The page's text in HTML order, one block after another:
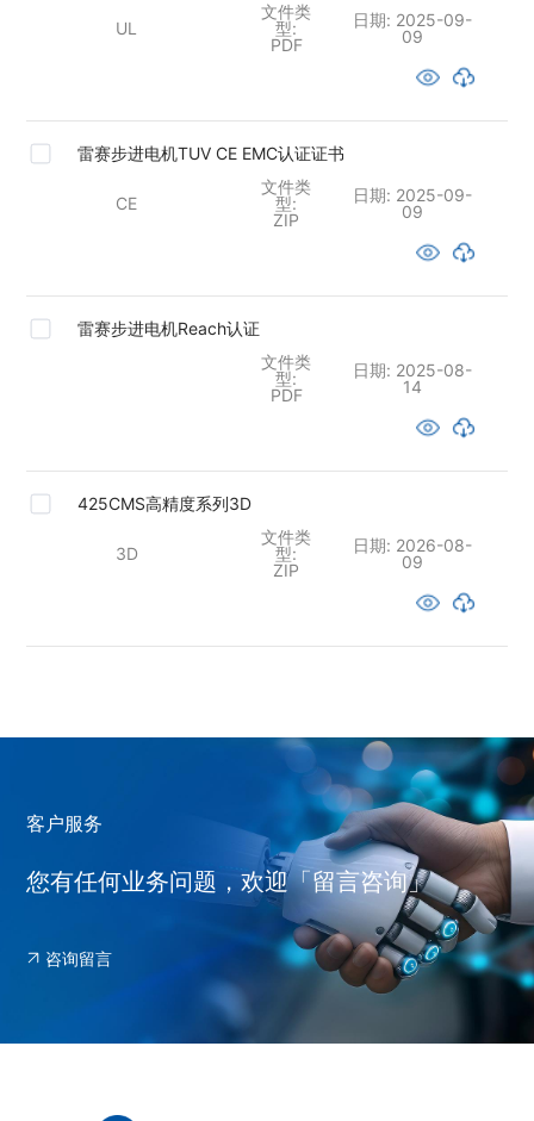
UL
文件类
型:
PDF
日期: 2025-09-
09
雷赛步进电机TUV CE EMC认证证书
CE
文件类
型:
ZIP
日期: 2025-09-
09
雷赛步进电机Reach认证
文件类
型:
PDF
日期: 2025-08-
14
425CMS高精度系列3D
3D
文件类
型:
ZIP
日期: 2026-08-
09
客户服务
您有任何业务问题，欢迎「留言咨询」
咨询留言